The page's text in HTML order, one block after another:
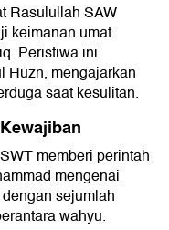
Rasulullah SAW
keimanan umat
Peristiwa ini
Huzn, mengajarkan
saat kesulitan.
memberi perintah
mengenai
sejumlah
wahyu.